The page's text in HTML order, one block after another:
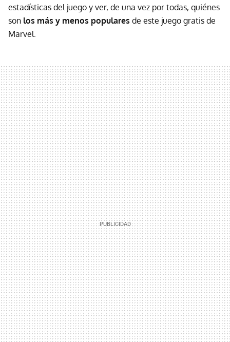
estadísticas del juego y ver, de una vez por todas, quiénes
son los más y menos populares de este juego gratis de
Marvel.